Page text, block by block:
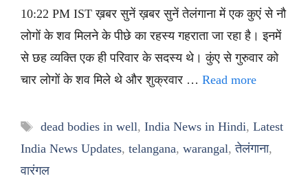
10:22 PM IST ख़बर सुनें ख़बर सुनें तेलंगाना में एक कुएं से नौ
लोगों के शव मिलने के पीछे का रहस्य गहराता जा रहा है। इनमें
से छह व्यक्ति एक ही परिवार के सदस्य थे। कुंए से गुरुवार को
चार लोगों के शव मिले थे और शुक्रवार … Read more
Tags
dead bodies in well, India News in Hindi, Latest
India News Updates, telangana, warangal,तेलंगाना,
वारंगल